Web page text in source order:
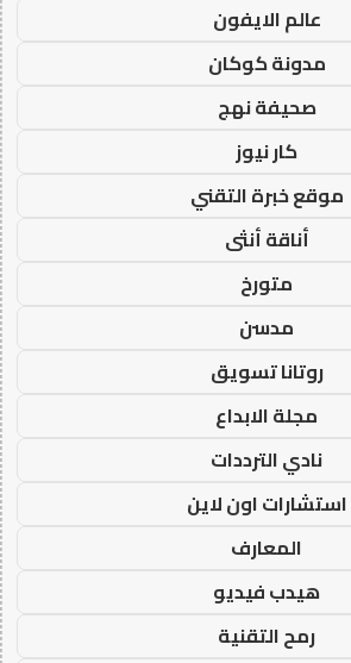
عالم الايفون
مدونة كوكان
صحيفة نهج
كار نيوز
موقع خبرة التقني
أناقة أنثى
متورخ
مدسن
روتانا تسويق
مجلة الابداع
نادي الترددات
استشارات اون لاين
المعارف
هيدب فيديو
رمح التقنية